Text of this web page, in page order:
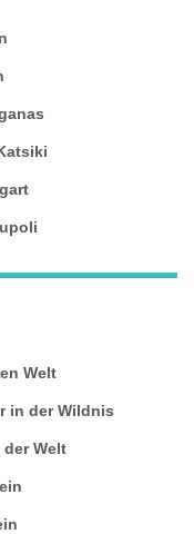
Welt
in der Wildnis
der Welt